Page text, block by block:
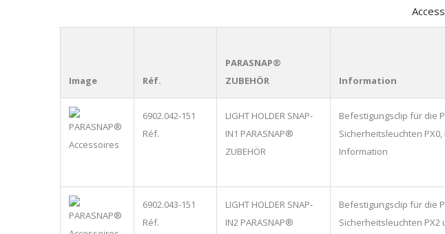
Image Réf.
PARASNAP®
ZUBEHÖR
Information
6902.042-151
Réf.
LIGHT HOLDER SNAP-
IN1 PARASNAP®
ZUBEHÖR
Befestigungsclip für die
Sicherheitsleuchten PX0,
Information
6902.043-151
Réf.
LIGHT HOLDER SNAP-
IN2 PARASNAP®
Befestigungsclip für die
Sicherheitsleuchten PX2